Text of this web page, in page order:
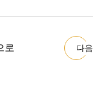
로 다음